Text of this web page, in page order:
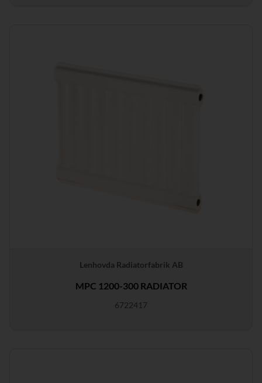
Lenhovda Radiatorfabrik AB
MPC 1200-300 RADIATOR
6722417